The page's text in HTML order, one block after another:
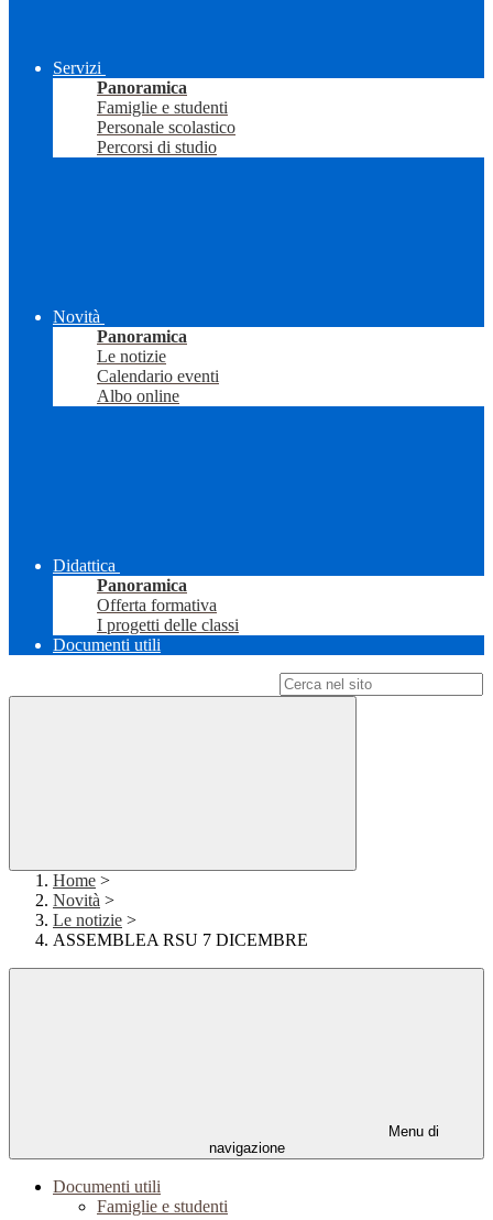
Servizi
Panoramica
Famiglie e studenti
Personale scolastico
Percorsi di studio
Novità
Panoramica
Le notizie
Calendario eventi
Albo online
Didattica
Panoramica
Offerta formativa
I progetti delle classi
Documenti utili
Home >
Novità >
Le notizie >
ASSEMBLEA RSU 7 DICEMBRE
Menu di
navigazione
Documenti utili
Famiglie e studenti